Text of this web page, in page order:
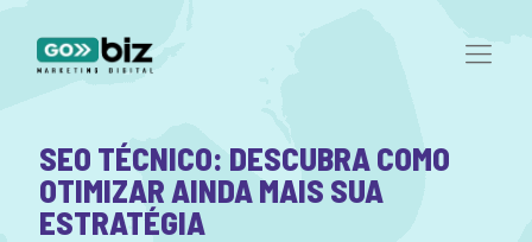
SEO TÉCNICO: DESCUBRA COMO
OTIMIZAR AINDA MAIS SUA
ESTRATÉGIA